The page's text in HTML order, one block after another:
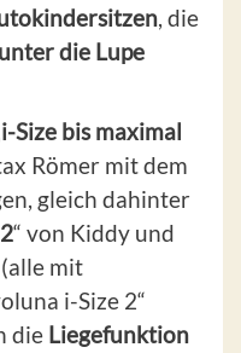
, die
unter die Lupe
i-Size bis maximal
Römer mit dem
gleich dahinter
“ von Kiddy und
mit
i-Size 2“
die Liegefunktion